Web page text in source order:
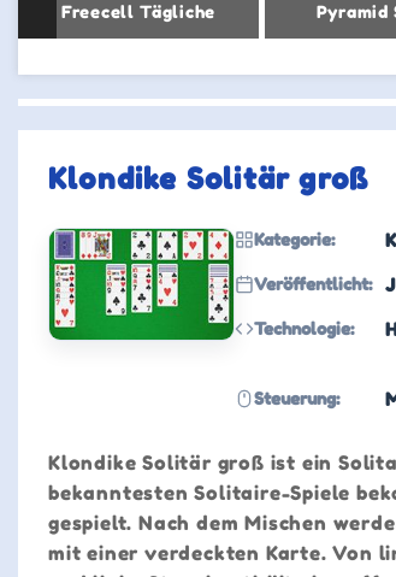
Freecell Tägliche Pyramid
Klondike Solitär groß
Kategorie:
Veröffentlicht:
Technologie:
Steuerung:
Klondike Solitär groß ist ein
bekanntesten Solitaire-Spiele
gespielt. Nach dem Mischen
mit einer verdeckten Karte. Von